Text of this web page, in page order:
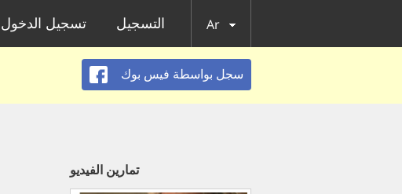
تسجيل الدخول التسجيل Ar
سجل بواسطة فيس بوك
تمارين الفيديو